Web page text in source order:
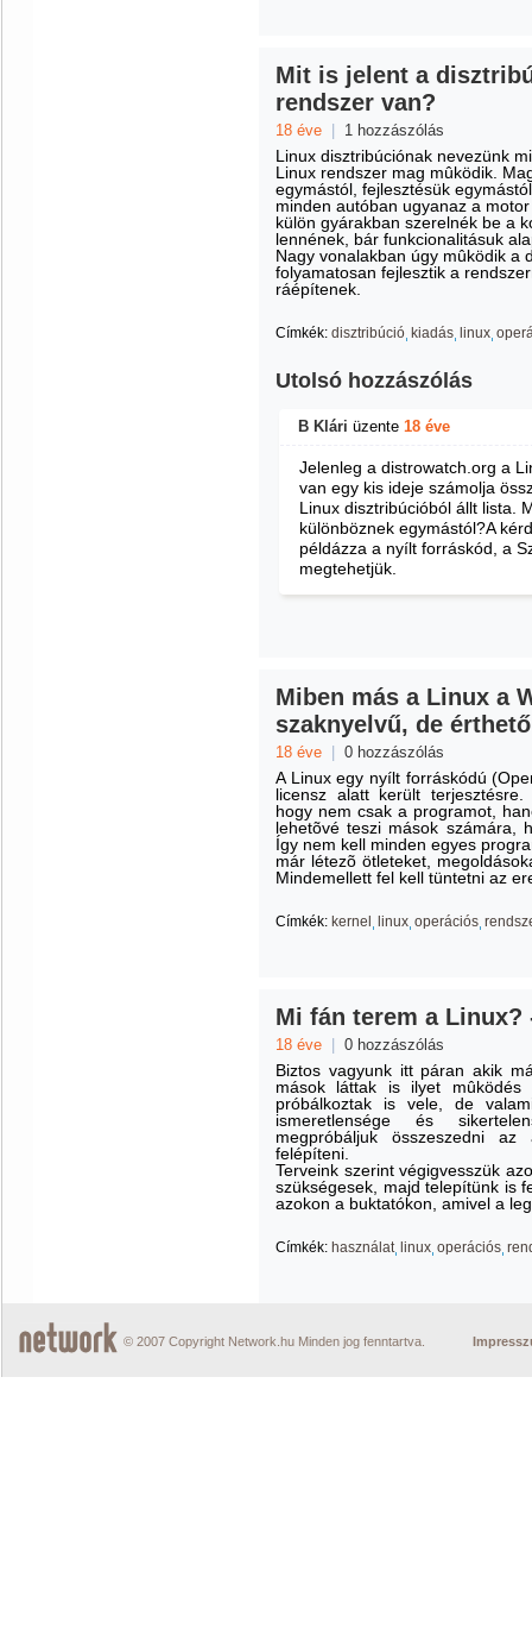
Mit is jelent a
rendszer van?
18 éve 1 hozzászólás
Linux disztribúciónak nevezünk
Linux rendszer mag mûködik.
egymástól, fejlesztésük
minden autóban ugyanaz a
külön gyárakban szerelnék be a
lennének, bár funkcionalitásuk
Nagy vonalakban úgy mûködik a
folyamatosan fejlesztik a
ráépítenek.
Címkék: disztribúció kiadás linux
Utolsó hozzászólás
B Klári üzente 18 éve
Jelenleg a distrowatch.org a
van egy kis ideje számolja
Linux disztribúcióból állt lista.
különböznek egymástól?A
példázza a nyílt forráskód, a
megtehetjük.
Miben más a Linux a
szaknyelvű, de
18 éve 0 hozzászólás
A Linux egy nyílt forráskódú
licensz alatt került
hogy nem csak a programot,
lehetõvé teszi mások számára,
Így nem kell minden egyes
már létezõ ötleteket,
Mindemellett fel kell tüntetni az
Címkék: kernel linux operációs
Mi fán terem a
18 éve 0 hozzászólás
Biztos vagyunk itt páran akik
mások láttak is ilyet
próbálkoztak is vele, de
ismeretlensége és
megpróbáljuk összeszedni
felépíteni.
Terveink szerint végigvesszük
szükségesek, majd telepítünk is
azokon a buktatókon, amivel a
Címkék: használat linux operációs
© 2007 Copyright Network.hu Minden jog fenntartva.